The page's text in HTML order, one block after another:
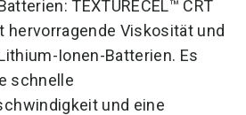
TEXTURECEL™ CRT
hervorragende Viskosität und
Ionen-Batterien. Es
schnelle
und eine